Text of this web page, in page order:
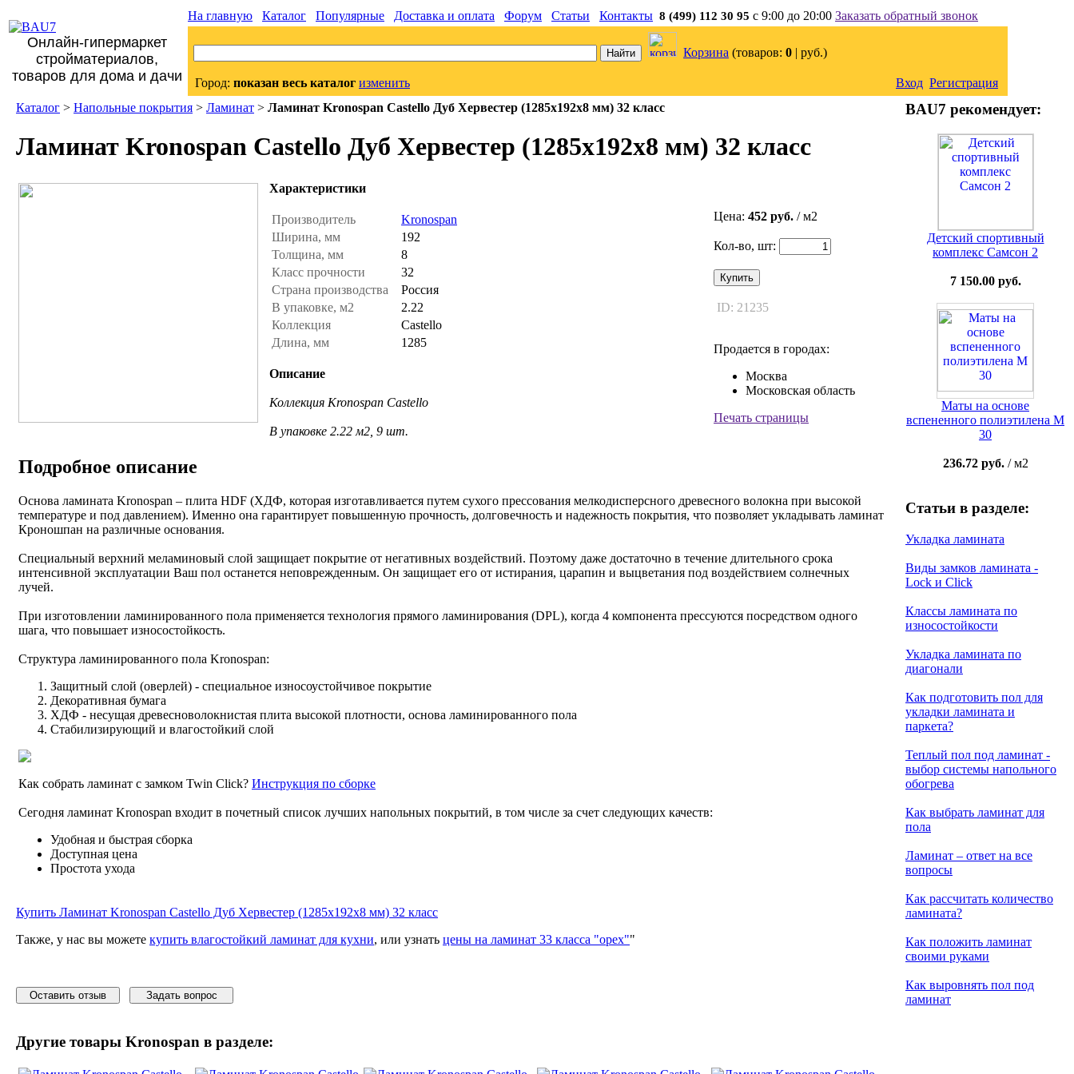
Онлайн-гипермаркет
стройматериалов,
товаров для дома и дачи
На главную Каталог Популярные Доставка и оплата Форум Статьи Контакты 8 (499) 112 30 95 с 9:00 до 20:00 Заказать обратный звонок
Корзина (товаров: 0 | руб.)
Город: показан весь каталог изменить Вход Регистрация
Каталог > Напольные покрытия > Ламинат > Ламинат Kronospan Castello Дуб Хервестер (1285x192x8 мм) 32 класс
Ламинат Kronospan Castello Дуб Хервестер (1285x192x8 мм) 32 класс
Характеристики
Производитель
Kronospan
Ширина, мм
192
Толщина, мм
8
Класс прочности
32
Страна производства
Россия
В упаковке, м2
2.22
Коллекция
Castello
Длина, мм
1285
Описание
Коллекция Kronospan Castello
В упаковке 2.22 м2, 9 шт.
Цена: 452 руб. / м2
Кол-во, шт:
Купить
ID: 21235
Продается в городах:
Москва
Московская область
Печать страницы
Подробное описание
Основа ламината Kronospan – плита HDF (ХДФ, которая изготавливается путем сухого прессования мелкодисперсного древесного волокна при высокой
температуре и под давлением). Именно она гарантирует повышенную прочность, долговечность и надежность покрытия, что позволяет укладывать ламинат
Кроношпан на различные основания.
Специальный верхний меламиновый слой защищает покрытие от негативных воздействий. Поэтому даже достаточно в течение длительного срока
интенсивной эксплуатации Ваш пол останется неповрежденным. Он защищает его от истирания, царапин и выцветания под воздействием солнечных
лучей.
При изготовлении ламинированного пола применяется технология прямого ламинирования (DPL), когда 4 компонента прессуются посредством одного
шага, что повышает износостойкость.
Структура ламинированного пола Kronospan:
Защитный слой (оверлей) - специальное износоустойчивое покрытие
Декоративная бумага
ХДФ - несущая древесноволокнистая плита высокой плотности, основа ламинированного пола
Стабилизирующий и влагостойкий слой
Как собрать ламинат с замком Twin Click? Инструкция по сборке
Сегодня ламинат Kronospan входит в почетный список лучших напольных покрытий, в том числе за счет следующих качеств:
Удобная и быстрая сборка
Доступная цена
Простота ухода
Купить Ламинат Kronospan Castello Дуб Хервестер (1285x192x8 мм) 32 класс
Также, у нас вы можете купить влагостойкий ламинат для кухни, или узнать цены на ламинат 33 класса "орех""
Оставить отзыв Задать вопрос
Другие товары Kronospan в разделе:
BAU7 рекомендует:
Детский спортивный
комплекс Самсон 2
7 150.00 руб.
Маты на основе
вспененного полиэтилена М
30
236.72 руб./ м2
Статьи в разделе:
Укладка ламината
Виды замков ламината -
Lock и Click
Классы ламината по
износостойкости
Укладка ламината по
диагонали
Как подготовить пол для
укладки ламината и
паркета?
Теплый пол под ламинат -
выбор системы напольного
обогрева
Как выбрать ламинат для
пола
Ламинат – ответ на все
вопросы
Как рассчитать количество
ламината?
Как положить ламинат
своими руками
Как выровнять пол под
ламинат